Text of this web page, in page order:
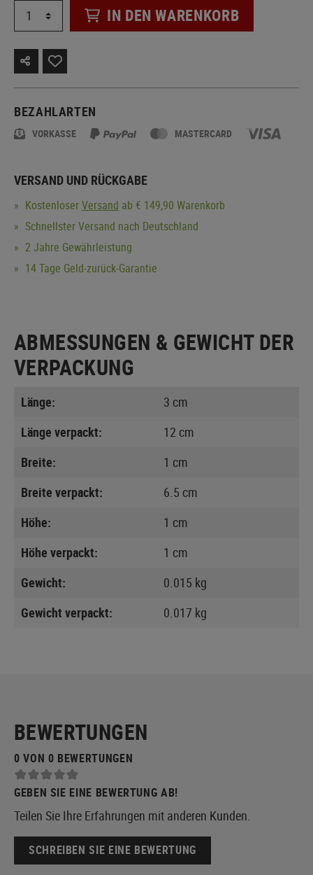
IN DEN WARENKORB
BEZAHLARTEN
VORKASSE MASTERCARD
VERSAND UND RÜCKGABE
KostenloserVersand ab € 149,90 Warenkorb
Schnellster Versand nach Deutschland
2 Jahre Gewährleistung
14 Tage Geld-zurück-Garantie
ABMESSUNGEN & GEWICHT DER
VERPACKUNG
Länge:
3 cm
Länge verpackt:
12 cm
Breite:
1 cm
Breite verpackt:
6.5 cm
Höhe:
1 cm
Höhe verpackt:
1 cm
Gewicht:
0.015 kg
Gewicht verpackt:
0.017 kg
BEWERTUNGEN
0 VON 0 BEWERTUNGEN
GEBEN SIE EINE BEWERTUNG AB!
Teilen Sie Ihre Erfahrungen mit anderen Kunden.
SCHREIBEN SIE EINE BEWERTUNG